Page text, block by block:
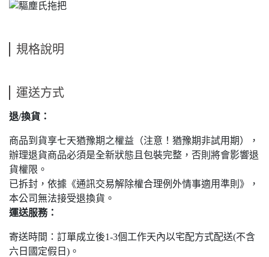
規格說明
運送方式
退/換貨：
商品到貨享七天猶豫期之權益（注意！猶豫期非試用期），
辦理退貨商品必須是全新狀態且包裝完整，否則將會影響退
貨權限。
已拆封，依據《通訊交易解除權合理例外情事適用準則》，
本公司無法接受退換貨。
運送服務：
寄送時間：訂單成立後1-3個工作天內以宅配方式配送(不含
六日國定假日)。